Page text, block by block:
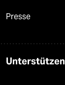
Presse
Unterstützen